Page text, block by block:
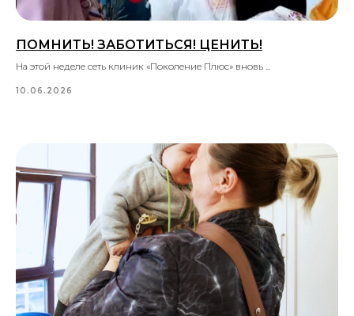
ПОМНИТЬ! ЗАБОТИТЬСЯ! ЦЕНИТЬ!
На этой неделе сеть клиник «Поколение Плюс» вновь ...
10.06.2026